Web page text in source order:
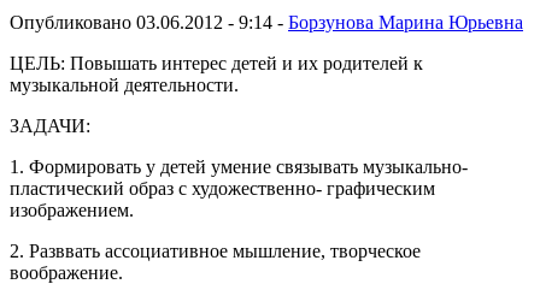
Опубликовано 03.06.2012 - 9:14 - Борзунова Марина Юрьевна
ЦЕЛЬ: Повышать интерес детей и их родителей к
музыкальной деятельности.
ЗАДАЧИ:
1. Формировать у детей умение связывать музыкально-
пластический образ с художественно- графическим
изображением.
2. Разввать ассоциативное мышление, творческое
воображение.